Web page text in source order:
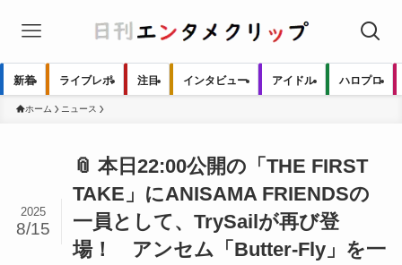
新着 ライブレポ 注目 インタビュー アイドル ハロプロ
ホーム ニュース
📎 本日22:00公開の「THE FIRST
TAKE」にANISAMA FRIENDSの
一員として、TrySailが再び登
場！ アンセム「Butter-Fly」を一
2025
8/15